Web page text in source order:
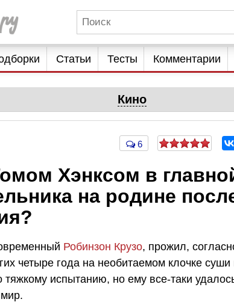
Статьи Тесты Комментарии
Кино
6
Хэнксом в
на родине
Робинзон Крузо, прожил,
четыре года на необитаемом клочке суши
тяжкому испытанию, но ему все-таки